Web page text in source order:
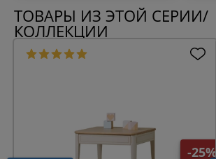
ТОВАРЫ ИЗ ЭТОЙ СЕРИИ/
КОЛЛЕКЦИИ
-25%